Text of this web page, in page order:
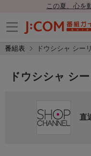
この夏、心を
番組表 ドウシシャ シー
ドウシシャ シ
直